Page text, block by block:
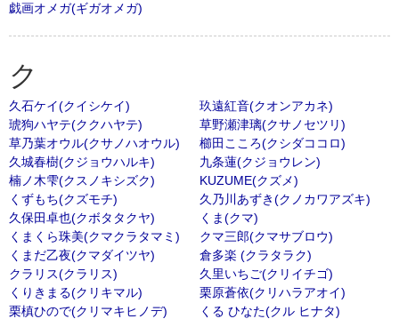
戯画オメガ(ギガオメガ)
ク
久石ケイ(クイシケイ)
玖遠紅音(クオンアカネ)
琥狗ハヤテ(ククハヤテ)
草野瀬津璃(クサノセツリ)
草乃葉オウル(クサノハオウル)
櫛田こころ(クシダココロ)
久城春樹(クジョウハルキ)
九条蓮(クジョウレン)
楠ノ木雫(クスノキシズク)
KUZUME(クズメ)
くずもち(クズモチ)
久乃川あずき(クノカワアズキ)
久保田卓也(クボタタクヤ)
くま(クマ)
くまくら珠美(クマクラタマミ)
クマ三郎(クマサブロウ)
くまだ乙夜(クマダイツヤ)
倉多楽 (クラタラク)
クラリス(クラリス)
久里いちご(クリイチゴ)
くりきまる(クリキマル)
栗原蒼依(クリハラアオイ)
栗槙ひので(クリマキヒノデ)
くる ひなた(クル ヒナタ)